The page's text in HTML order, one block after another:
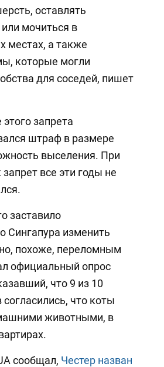
оставлять
мочиться в
местах, а также
которые могли
для соседей, пишет
запрета
штраф в размере
выселения. При
все эти годы не
заставило
Сингапура изменить
похоже, переломным
официальный опрос
что 9 из 10
что коты
животными, в
сообщал, Честер назван